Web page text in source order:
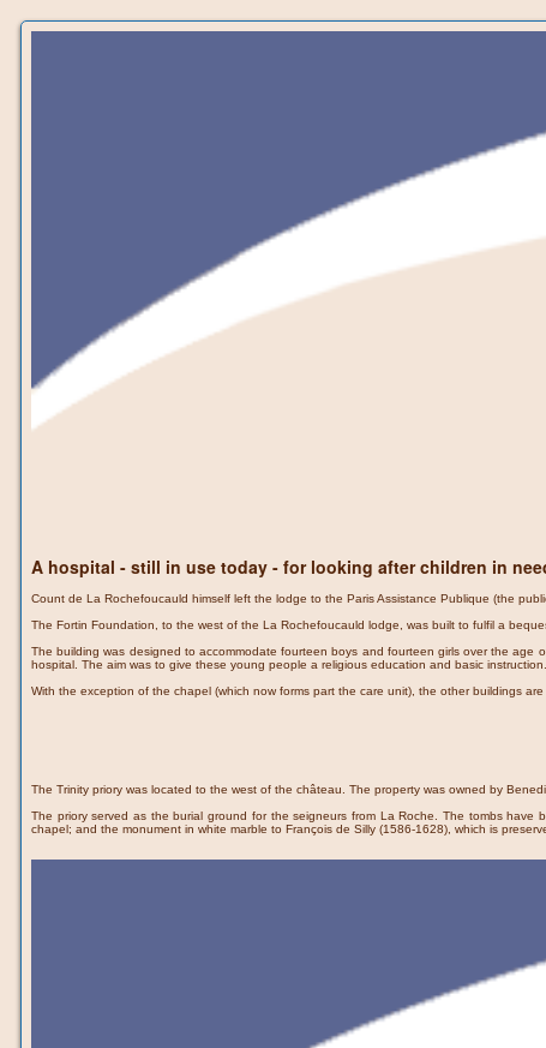
A hospital - still in use today - for looking after children in
Count de La Rochefoucauld himself left the lodge to the Paris Assistance Publique (the
The Fortin Foundation, to the west of the La Rochefoucauld lodge, was built to fulfil a
The building was designed to accommodate fourteen boys and fourteen girls over the
hospital. The aim was to give these young people a religious education and basic instruction.
With the exception of the chapel (which now forms part the care unit), the other buildings
The Trinity priory was located to the west of the château. The property was owned by
The priory served as the burial ground for the seigneurs from La Roche. The tombs
chapel; and the monument in white marble to François de Silly (1586-1628), which is